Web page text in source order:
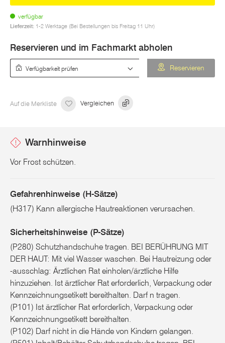
verfügbar
Lieferzeit: 1-2 Werktage (Bei Bestellungen bis Freitag 11 Uhr)
Reservieren und im Fachmarkt abholen
Reservieren
Auf die Merkliste Vergleichen
Warnhinweise
Vor Frost schützen.
Gefahrenhinweise (H-Sätze)
(H317) Kann allergische Hautreaktionen verursachen.
Sicherheitshinweise (P-Sätze)
(P280) Schutzhandschuhe tragen. BEI BERÜHRUNG MIT
DER HAUT: Mit viel Wasser waschen. Bei Hautreizung oder
-ausschlag: Ärztlichen Rat einholen/ärztliche Hilfe
hinzuziehen. Ist ärztlicher Rat erforderlich, Verpackung oder
Kennzeichnungsetikett bereithalten. Darf n tragen.
(P101) Ist ärztlicher Rat erforderlich, Verpackung oder
Kennzeichnungsetikett bereithalten.
(P102) Darf nicht in die Hände von Kindern gelangen.